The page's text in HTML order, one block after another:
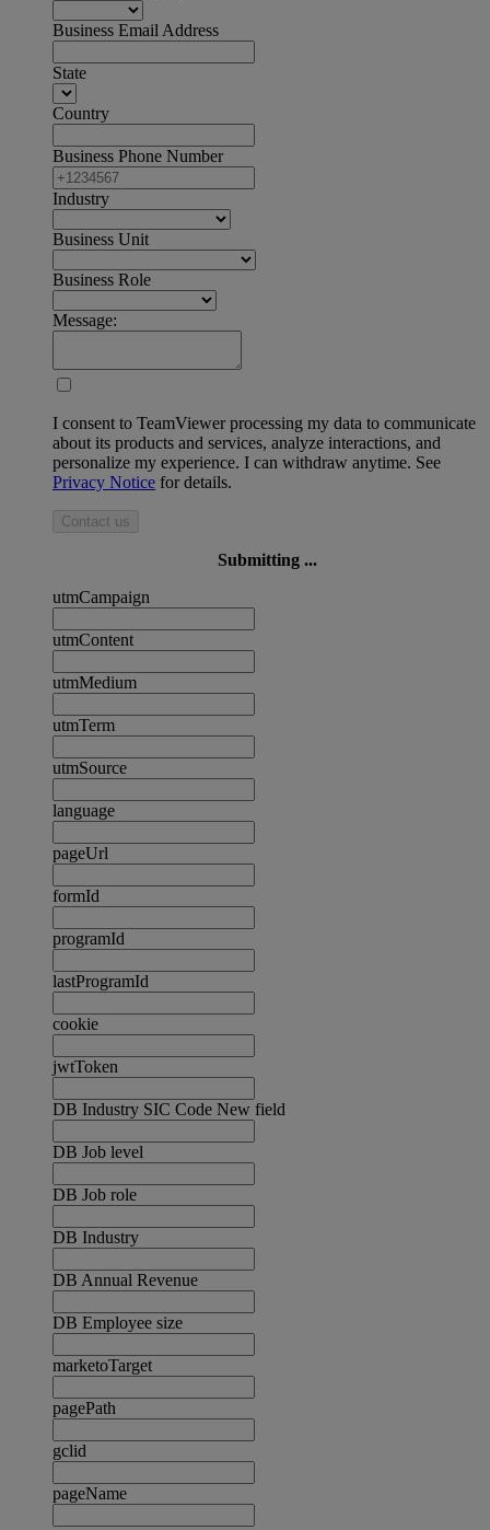
Business Email Address
State
Country
Business Phone Number
Industry
Business Unit
Business Role
Message:
I consent to TeamViewer processing my data to communicate
about its products and services, analyze interactions, and
personalize my experience. I can withdraw anytime. See
Privacy Notice for details.
Contact us
Submitting ...
utmCampaign
utmContent
utmMedium
utmTerm
utmSource
language
pageUrl
formId
programId
lastProgramId
cookie
jwtToken
DB Industry SIC Code New field
DB Job level
DB Job role
DB Industry
DB Annual Revenue
DB Employee size
marketoTarget
pagePath
gclid
pageName